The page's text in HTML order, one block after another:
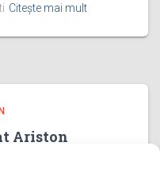
Citește mai mult
Ariston